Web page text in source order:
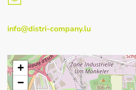
info@distri-company.lu
+
−